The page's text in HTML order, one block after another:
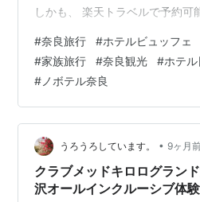
しかも、 楽天トラベルで予約可
立した 奈良のおすすめホテル3
日航奈良（JR奈良駅直結） 特徴
ュー ノボテル奈良（新大宮エリ
宿泊レビュー グランヴィリオホ
ン系列） 特徴とおすすめ理由
#奈良旅行 #ホテルビュッフェ
#家族旅行 #奈良観光 #ホテ
# ノボテル奈良
うろうろしています。 • 9ヶ月
クラブメッドキロログラン
沢オールインクルーシブ体験